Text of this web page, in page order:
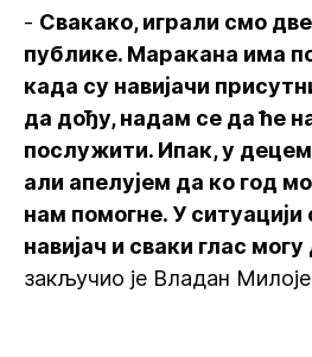
- Свакако, играли смо
публике. Маракана има
када су навијачи
да дођу, надам се да ће
послужити. Ипак, у
али апелујем да ко год
нам помогне. У
навијач и сваки глас
закључио је Владан